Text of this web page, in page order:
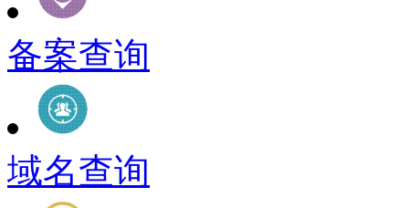
备案查询
域名查询